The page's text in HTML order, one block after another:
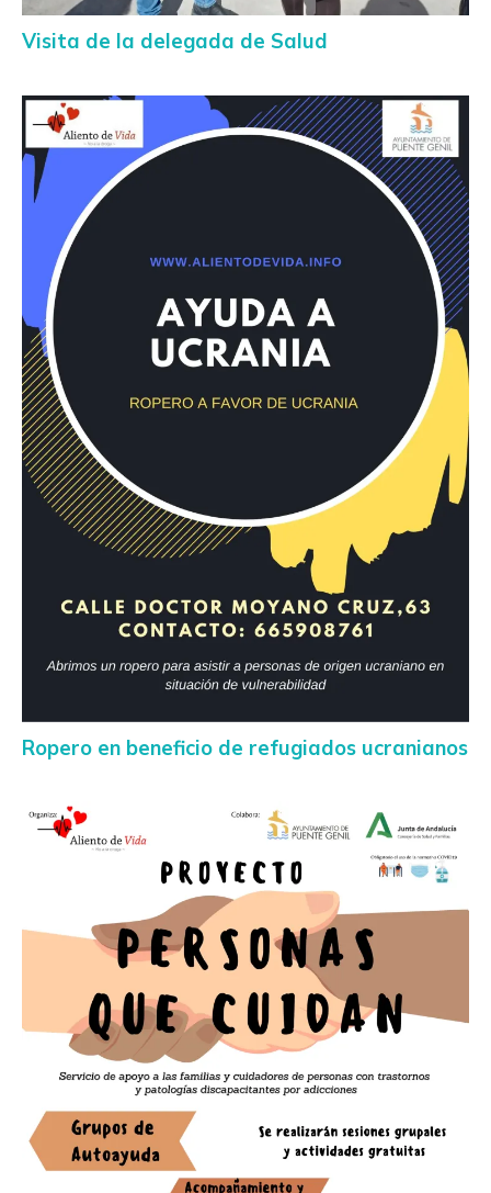
Visita de la delegada de Salud
Ropero en beneficio de refugiados ucranianos